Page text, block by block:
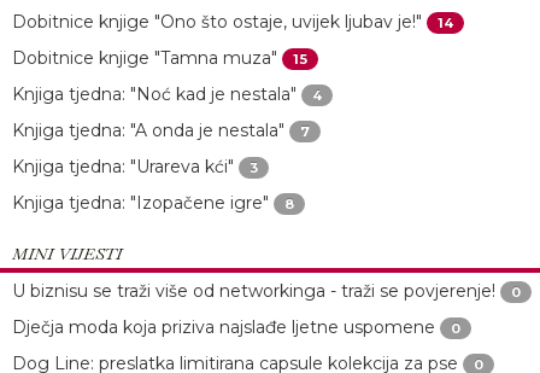
Dobitnice knjige "Ono što ostaje, uvijek ljubav je!" 14
Dobitnice knjige "Tamna muza" 15
Knjiga tjedna: "Noć kad je nestala" 4
Knjiga tjedna: "A onda je nestala" 7
Knjiga tjedna: "Urareva kći" 3
Knjiga tjedna: "Izopačene igre" 8
MINI VIJESTI
U biznisu se traži više od networkinga - traži se povjerenje!
0
Dječja moda koja priziva najslađe ljetne uspomene 0
Dog Line: preslatka limitirana capsule kolekcija za pse 0